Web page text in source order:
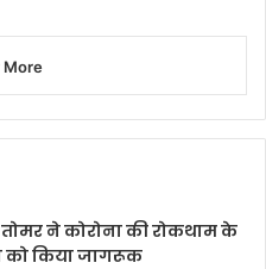
More
तोमर ने कोरोना की रोकथाम के
किया जागरूक